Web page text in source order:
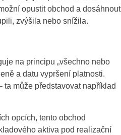
opustit obchod a dosáhnout
zvýšila nebo snížila.
na principu „všechno nebo
a datu vypršení platnosti.
může představovat například
opcích, tento obchod
aktiva pod realizační